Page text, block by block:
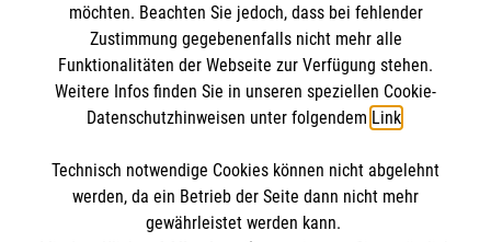
Barrierefreiheit
Malteser in Deutschland
Malteserorden
Sharepoint
Spendenkonto
Bank: PAX Bank für Kirche und Caritas eG
IBAN: DE34 3706 0120 1201 2136 45
So finden Sie uns
möchten. Beachten Sie jedoch, dass bei fehlender
Zustimmung gegebenenfalls nicht mehr alle
Funktionalitäten der Webseite zur Verfügung stehen.
Weitere Infos finden Sie in unseren speziellen Cookie-
Datenschutzhinweisen unter folgendem Link.
Technisch notwendige Cookies können nicht abgelehnt
werden, da ein Betrieb der Seite dann nicht mehr
gewährleistet werden kann.